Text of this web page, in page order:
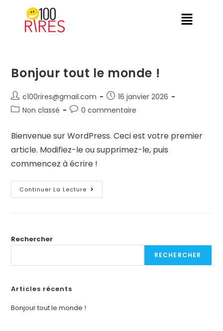
Bonjour tout le monde !
c100rires@gmail.com
16 janvier 2026
Non classé
0 commentaire
Bienvenue sur WordPress. Ceci est votre premier
article. Modifiez-le ou supprimez-le, puis
commencez à écrire !
Continuer La Lecture
Rechercher
RECHERCHER
Articles récents
Bonjour tout le monde !